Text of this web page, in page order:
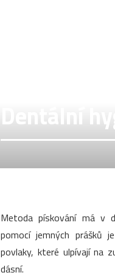
Dentální
Metoda pískování má v
pomocí jemných prášků
povlaky, které ulpívají na
dásní.